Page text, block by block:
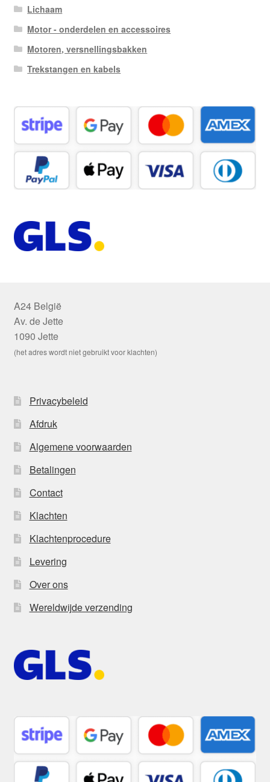
Lichaam
Motor - onderdelen en accessoires
Motoren, versnellingsbakken
Trekstangen en kabels
A24 België
Av. de Jette
1090 Jette
(het adres wordt niet gebruikt voor klachten)
Privacybeleid
Afdruk
Algemene voorwaarden
Betalingen
Contact
Klachten
Klachtenprocedure
Levering
Over ons
Wereldwijde verzending